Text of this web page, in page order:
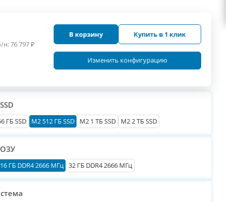
н:76 797₽
В корзину Купить в 1 клик
Изменить конфигурацию
ГБ SSD M2 512 ГБ SSD M2 1 ТБ SSD M2 2 ТБ SSD
16 ГБ DDR4 2666 МГц 32 ГБ DDR4 2666 МГц